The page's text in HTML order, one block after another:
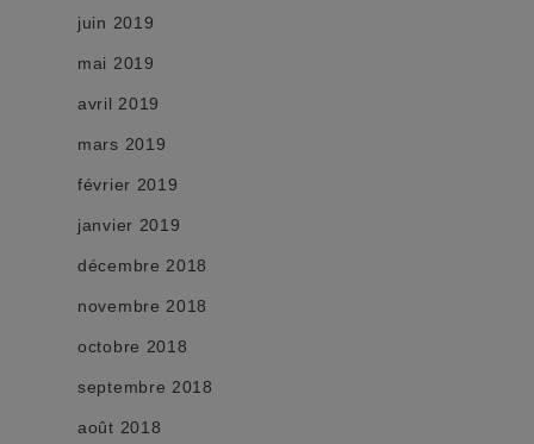
juin 2019
mai 2019
avril 2019
mars 2019
février 2019
janvier 2019
décembre 2018
novembre 2018
octobre 2018
septembre 2018
août 2018